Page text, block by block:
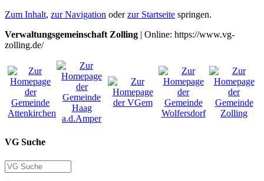
Zum Inhalt, zur Navigation oderzur Startseite springen.
Verwaltungsgemeinschaft Zolling | Online: https://www.vg-
zolling.de/
VG Suche